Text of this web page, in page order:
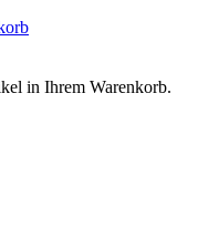
in Ihrem Warenkorb.